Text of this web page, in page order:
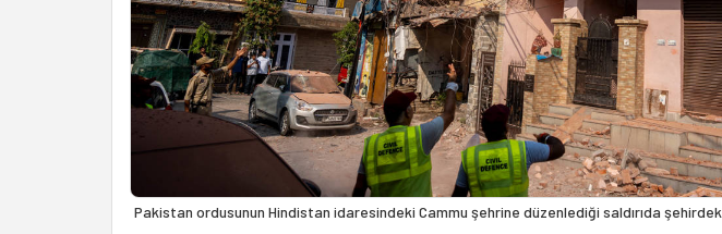
Pakistan ordusunun Hindistan idaresindeki Cammu şehrine düzenlediği saldırıda